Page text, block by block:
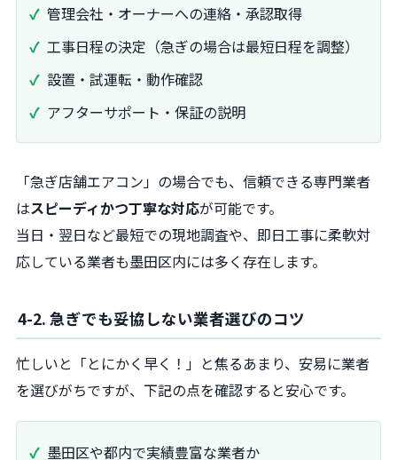
管理会社・オーナーへの連絡・承認取得
工事日程の決定（急ぎの場合は最短日程を調整）
設置・試運転・動作確認
アフターサポート・保証の説明
「急ぎ店舗エアコン」の場合でも、信頼できる専門業者
はスピーディかつ丁寧な対応が可能です。
当日・翌日など最短での現地調査や、即日工事に柔軟対
応している業者も墨田区内には多く存在します。
4-2. 急ぎでも妥協しない業者選びのコツ
忙しいと「とにかく早く！」と焦るあまり、安易に業者
を選びがちですが、下記の点を確認すると安心です。
墨田区や都内で実績豊富な業者か